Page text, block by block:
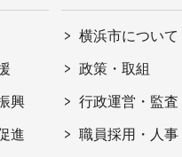
興
進
横浜市について
政策・取組
行政運営・監査
職員採用・人事